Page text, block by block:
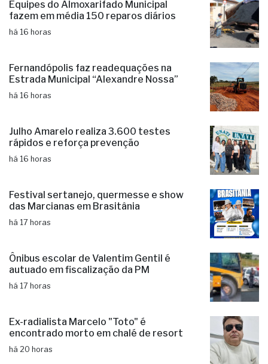
Equipes do Almoxarifado Municipal
fazem em média 150 reparos diários
há 16 horas
Fernandópolis faz readequações na
Estrada Municipal “Alexandre Nossa”
há 16 horas
Julho Amarelo realiza 3.600 testes
rápidos e reforça prevenção
há 16 horas
Festival sertanejo, quermesse e show
das Marcianas em Brasitânia
há 17 horas
Ônibus escolar de Valentim Gentil é
autuado em fiscalização da PM
há 17 horas
Ex-radialista Marcelo "Toto" é
encontrado morto em chalé de resort
há 20 horas